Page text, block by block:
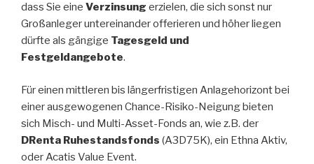
dass Sie eine Verzinsung erzielen, die sich sonst nur
Großanleger untereinander offerieren und höher liegen
dürfte als gängige Tagesgeld und
Festgeldangebote.
Für einen mittleren bis längerfristigen Anlagehorizont bei
einer ausgewogenen Chance-Risiko-Neigung bieten
sich Misch- und Multi-Asset-Fonds an, wie z.B. der
DRenta Ruhestandsfonds (A3D75K), ein Ethna Aktiv,
oder Acatis Value Event.